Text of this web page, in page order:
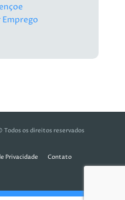
Todos os direitos reservados
Privacidade Contato